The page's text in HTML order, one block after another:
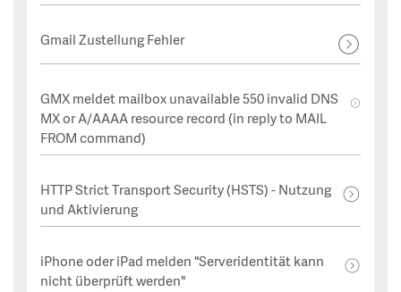
Gmail Zustellung Fehler
GMX meldet mailbox unavailable 550 invalid DNS
MX or A/AAAA resource record (in reply to MAIL
FROM command)
HTTP Strict Transport Security (HSTS) - Nutzung
und Aktivierung
iPhone oder iPad melden "Serveridentität kann
nicht überprüft werden"